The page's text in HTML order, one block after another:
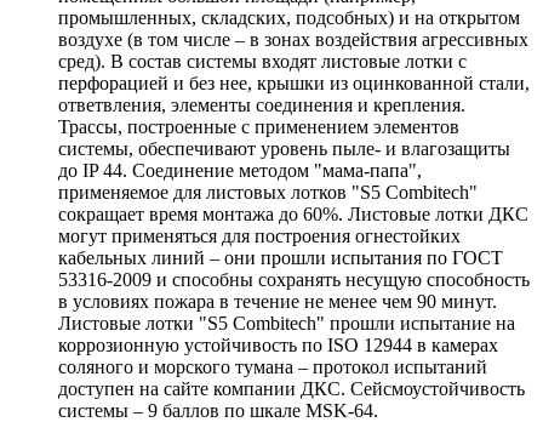
промышленных, складских, подсобных) и на открытом
воздухе (в том числе – в зонах воздействия агрессивных
сред). В состав системы входят листовые лотки с
перфорацией и без нее, крышки из оцинкованной стали,
ответвления, элементы соединения и крепления.
Трассы, построенные с применением элементов
системы, обеспечивают уровень пыле- и влагозащиты
до IP 44. Соединение методом "мама-папа",
применяемое для листовых лотков "S5 Combitech"
сокращает время монтажа до 60%. Листовые лотки ДКС
могут применяться для построения огнестойких
кабельных линий – они прошли испытания по ГОСТ
53316-2009 и способны сохранять несущую способность
в условиях пожара в течение не менее чем 90 минут.
Листовые лотки "S5 Combitech" прошли испытание на
коррозионную устойчивость по ISO 12944 в камерах
соляного и морского тумана – протокол испытаний
доступен на сайте компании ДКС. Сейсмоустойчивость
системы – 9 баллов по шкале MSK-64.